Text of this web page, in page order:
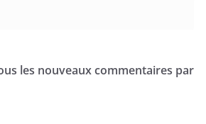
les nouveaux commentaires par